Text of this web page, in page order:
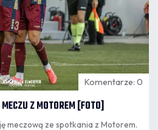
Komentarze: 0
Z MOTOREM [FOTO]
meczową ze spotkania z Motorem.